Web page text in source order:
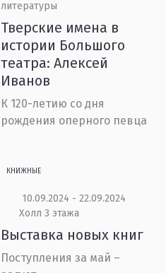
литературы
Тверские имена в
истории Большого
театра: Алексей
Иванов
К 120-летию со дня
рождения оперного певца
КНИЖНЫЕ
10.09.2024 - 22.09.2024
Холл 3 этажа
Выставка новых книг
Поступления за май –